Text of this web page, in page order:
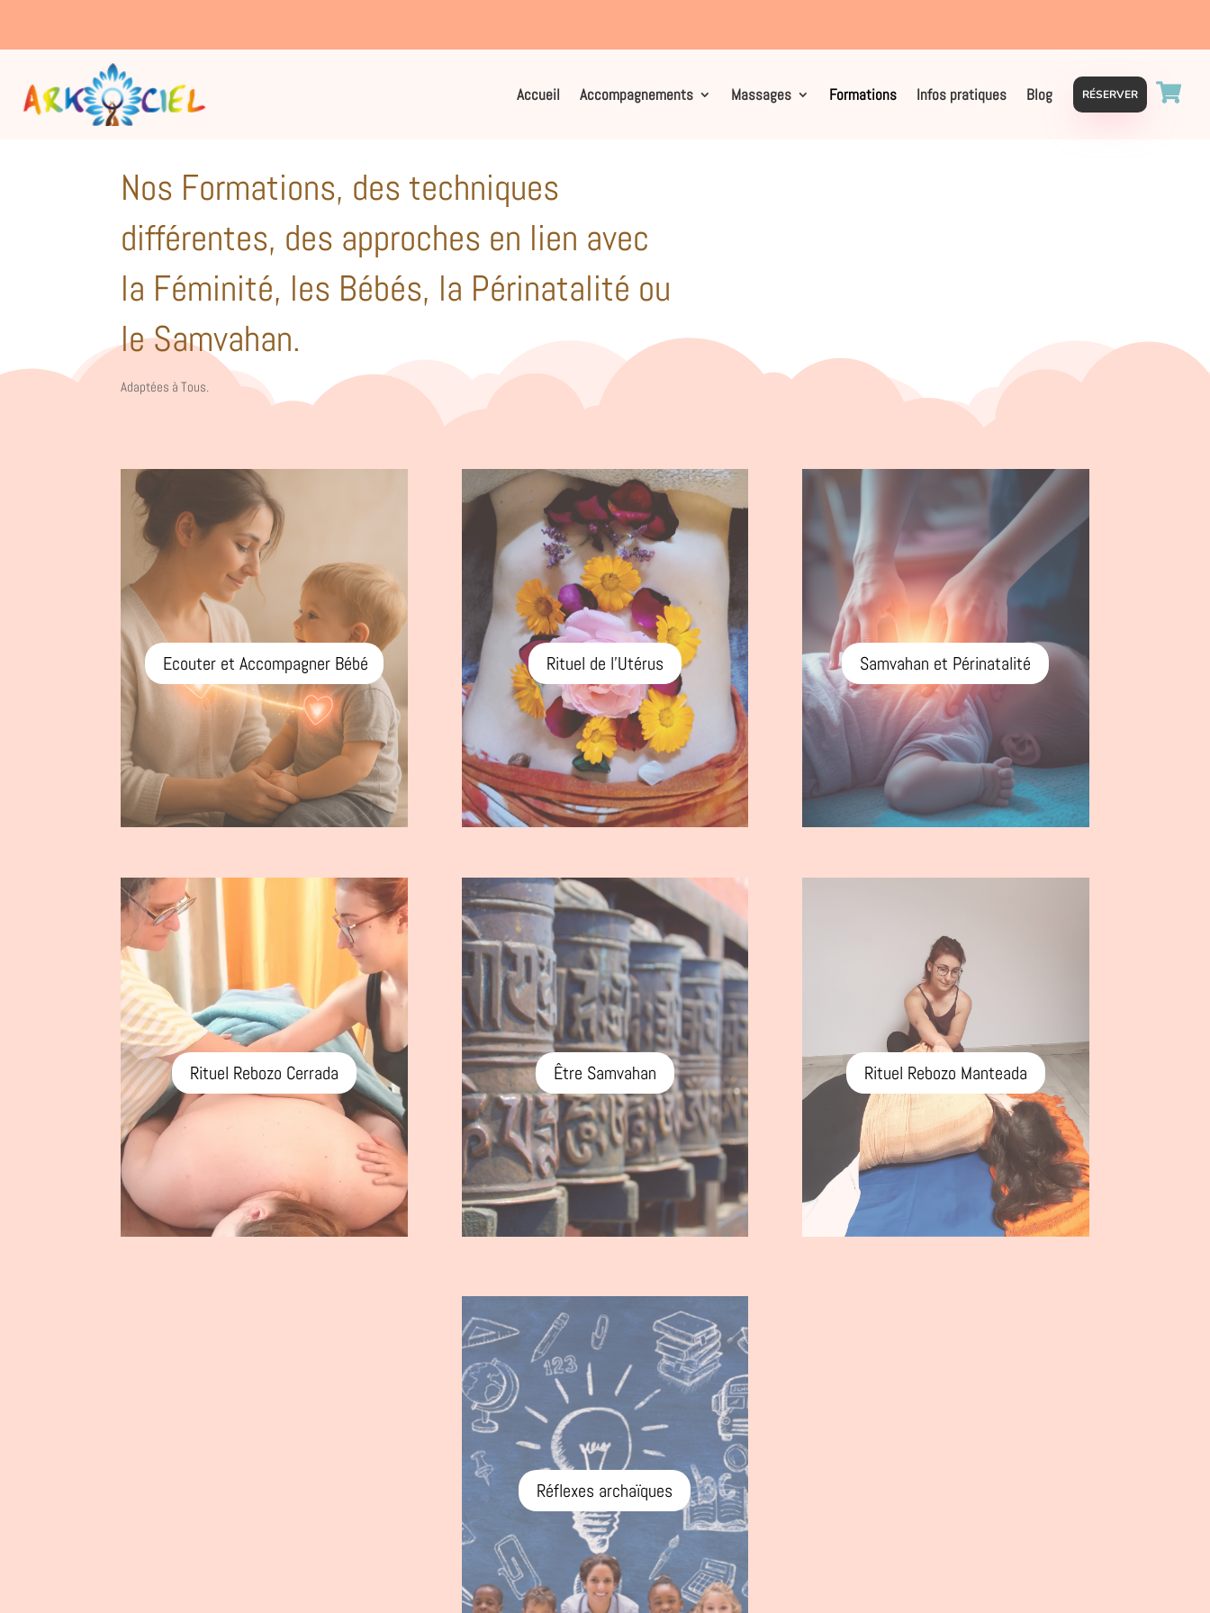
Accueil Accompagnements Massages Formations Infos pratiques Blog RÉSERVER 
Nos Formations, des techniques
différentes, des approches en lien avec
la Féminité, les Bébés, la Périnatalité ou
le Samvahan.
Adaptées à Tous.
Ecouter et Accompagner Bébé Rituel de l'Utérus Samvahan et Périnatalité
Rituel Rebozo Cerrada Être Samvahan Rituel Rebozo Manteada
Réflexes archaïques